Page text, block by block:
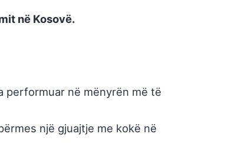
në Kosovë.
performuar në mënyrën më të
një gjuajtje me kokë në